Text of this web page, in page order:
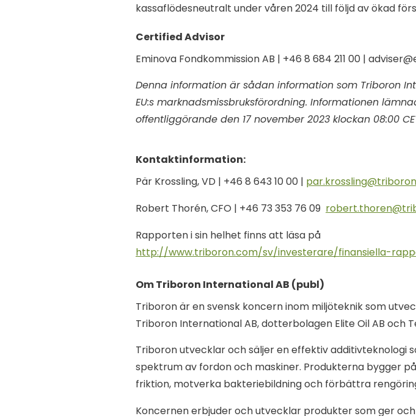
kassaflödesneutralt under våren 2024 till följd av ökad
Certified Advisor
Eminova Fondkommission AB | +46 8 684 211 00 |
Denna information är sådan information som Triboron
EU:s marknadsmissbruksförordning. Informationen
offentliggörande den 17 november 2023 klockan 08:00
Kontaktinformation:
Pär Krossling, VD | +46 8 643 10 00 |
Robert Thorén, CFO | +46 73 353 76 09
Rapporten i sin helhet finns att läsa på
http://www.triboron.com/sv/investerare/finansiella-
Om Triboron International AB (publ)
Triboron är en svensk koncern inom miljöteknik som
Triboron International AB, dotterbolagen Elite Oil AB och
Triboron utvecklar och säljer en effektiv additivteknologi
spektrum av fordon och maskiner. Produkterna bygger
friktion, motverka bakteriebildning och förbättra
Koncernen erbjuder och utvecklar produkter som ger